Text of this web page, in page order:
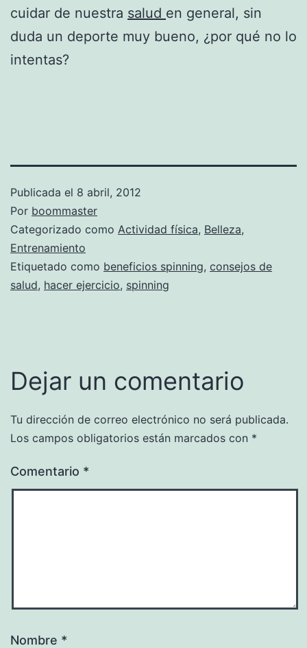
cuidar de nuestra salud en general, sin
duda un deporte muy bueno, ¿por qué no lo
intentas?
Publicada el 8 abril, 2012
Por boommaster
Categorizado como Actividad física, Belleza,
Entrenamiento
Etiquetado como beneficios spinning, consejos de
salud, hacer ejercicio, spinning
Dejar un comentario
Tu dirección de correo electrónico no será publicada.
Los campos obligatorios están marcados con *
Comentario *
Nombre *